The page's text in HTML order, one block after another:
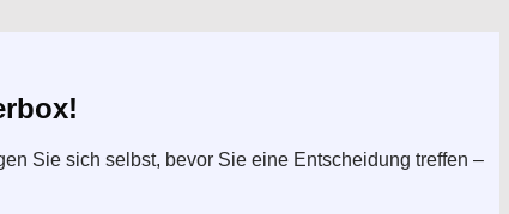
Sie sich selbst, bevor Sie eine Entscheidung treffen –